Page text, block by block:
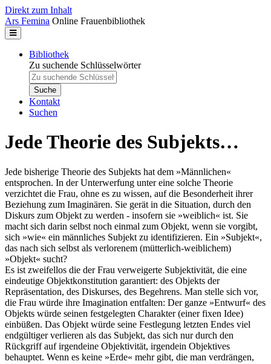
Direkt zum Inhalt
Ars Femina Online Frauenbibliothek
Bibliothek
Zu suchende Schlüsselwörter
Kontakt
Suchen
Jede Theorie des Subjekts…
Jede bisherige Theorie des Subjekts hat dem »Männlichen«
entsprochen. In der Unterwerfung unter eine solche Theorie
verzichtet die Frau, ohne es zu wissen, auf die Besonderheit ihrer
Beziehung zum Imaginären. Sie gerät in die Situation, durch den
Diskurs zum Objekt zu werden - insofern sie »weiblich« ist. Sie
macht sich darin selbst noch einmal zum Objekt, wenn sie vorgibt,
sich »wie« ein männliches Subjekt zu identifizieren. Ein »Subjekt«,
das nach sich selbst als verlorenem (mütterlich-weiblichem)
»Objekt« sucht?
Es ist zweifellos die der Frau verweigerte Subjektivität, die eine
eindeutige Objektkonstitution garantiert: des Objekts der
Repräsentation, des Diskurses, des Begehrens. Man stelle sich vor,
die Frau würde ihre Imagination entfalten: Der ganze »Entwurf« des
Objekts würde seinen festgelegten Charakter (einer fixen Idee)
einbüßen. Das Objekt würde seine Festlegung letzten Endes viel
endgültiger verlieren als das Subjekt, das sich nur durch den
Rückgriff auf irgendeine Objektivität, irgendein Objektives
behauptet. Wenn es keine »Erde« mehr gibt, die man verdrängen,